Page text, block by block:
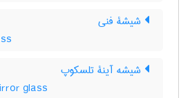
شیشۀ فنی
شیشه آینۀ تلسکوپ
glass